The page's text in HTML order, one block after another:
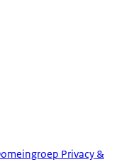
Privacy &